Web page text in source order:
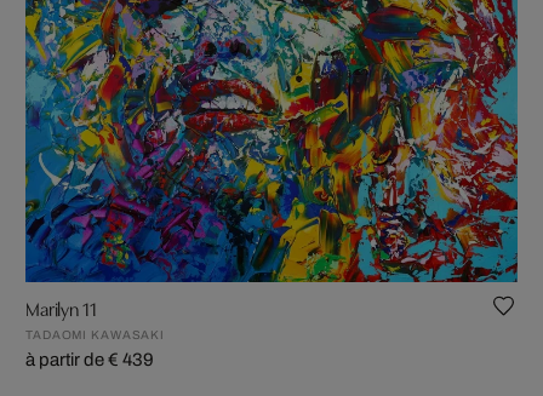
Marilyn 11
TADAOMI KAWASAKI
à partir de € 439